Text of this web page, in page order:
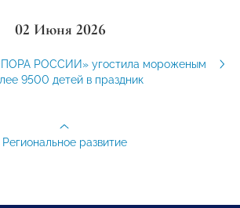
02 Июня 2026
РОССИИ» угостила мороженым
9500 детей в праздник
Региональное развитие